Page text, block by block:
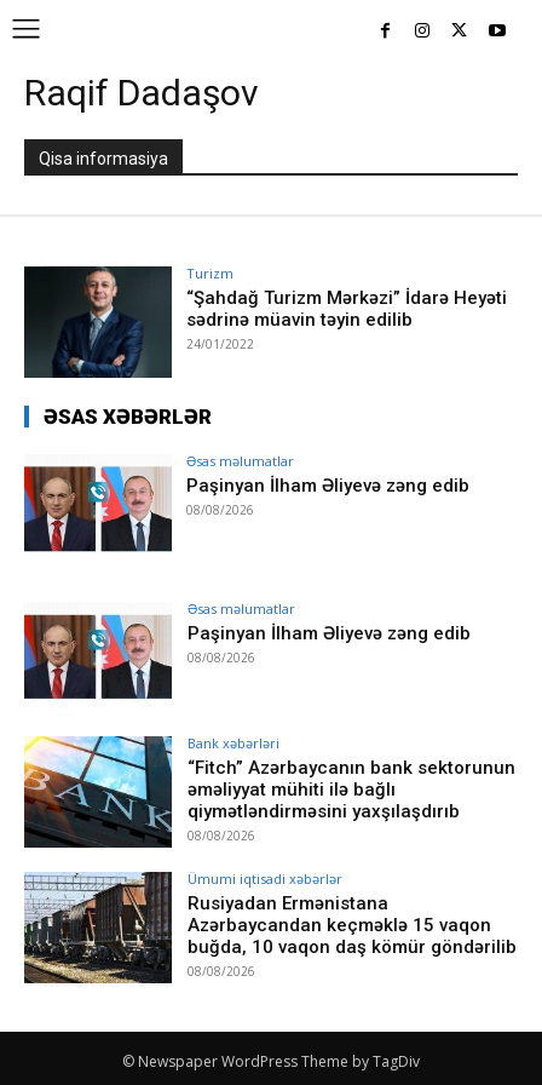
Raqif Dadaşov
Qisa informasiya
Turizm
“Şahdağ Turizm Mərkəzi” İdarə Heyəti
sədrinə müavin təyin edilib
24/01/2022
ƏSAS XƏBƏRLƏR
Əsas məlumatlar
Paşinyan İlham Əliyevə zəng edib
08/08/2026
Əsas məlumatlar
Paşinyan İlham Əliyevə zəng edib
08/08/2026
Bank xəbərləri
“Fitch” Azərbaycanın bank sektorunun
əməliyyat mühiti ilə bağlı
qiymətləndirməsini yaxşılaşdırıb
08/08/2026
Ümumi iqtisadi xəbərlər
Rusiyadan Ermənistana
Azərbaycandan keçməklə 15 vaqon
buğda, 10 vaqon daş kömür göndərilib
08/08/2026
© Newspaper WordPress Theme by TagDiv